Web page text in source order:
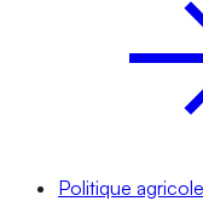
Politique agricole